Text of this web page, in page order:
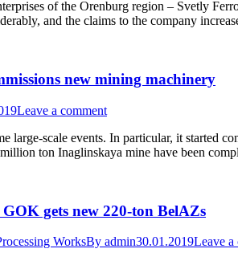
of the Orenburg region – Svetly
and the claims to the company
new mining machinery
Leave a comment
large-scale events. In particular, it started
ton Inaglinskaya mine have been
gets new 220-ton BelAZs
WorksBy admin30.01.2019Leave a